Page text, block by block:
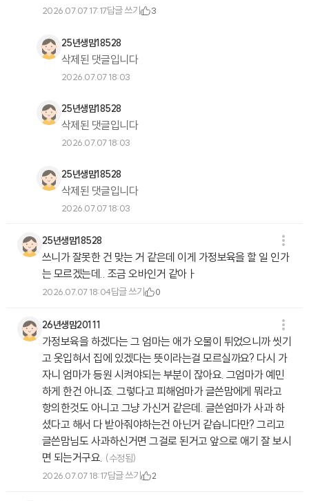
2026.07.07 17:17답글 쓰기 3
25년생맘18528
삭제된 댓글입니다
2026.07.07 18:03
25년생맘18528
삭제된 댓글입니다
2026.07.07 18:03
25년생맘18528
삭제된 댓글입니다
2026.07.07 18:03
25년생맘18528
쓰니가 잘못한 건 맞는 거 같은데 이게 가정보육을 할 일 인가
는 모르겠는데.. 조금 오바인거 같아ㅏ
2026.07.07 18:04답글 쓰기 0
26년생맘20111
가정보육을 하겠다는 그 엄마는 애가 오물이 튀었으니까 씻기
고 옷입혀서 집에 있겠다는 뜻이라는걸 모르실까요? 다시 가
자니 엄마가 등원 시켜야되는 부분이 잖아요. 그엄마가 예민
하게 한건 아니죠. 그렇다고 피해엄마가 글쓴맘에게 뭐라고
항의한것도 아니고 그냥 가신거 같은데. 글쓴엄마가 사과 하
셨다고 해서 다 받아줘야하는건 아닌거 같습니다만? 그리고
글쓴맘님도 사과하신거면 그걸로 된거고 앞으로 애기 잘 보시
면 되는거구요. (수정됨)
2026.07.07 18:17답글 쓰기 2